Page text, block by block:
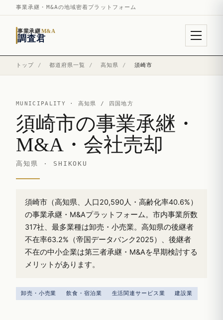
事業承継・M&Aの地域密着プラットフォーム
事業承継M&A
調査君
トップ / 都道府県一覧 / 高知県 / 須崎市
MUNICIPALITY · 高知県 / 四国地方
須崎市の事業承継・
M&A・会社売却
高知県 · SHIKOKU
須崎市（高知県、人口20,590人・高齢化率40.6%）
の事業承継・M&Aプラットフォーム。市内事業所数
317社、最多業種は卸売・小売業。高知県の後継者
不在率63.2%（帝国データバンク2025）、後継者
不在の中小企業は第三者承継・M&Aを早期検討する
メリットがあります。
卸売・小売業 飲食・宿泊業 生活関連サービス業 建設業